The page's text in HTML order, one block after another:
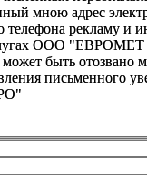
мною адрес
телефона рекламу и
ООО
может быть
письменного